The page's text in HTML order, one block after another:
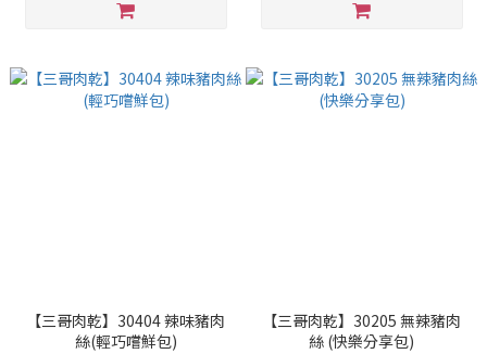
【三哥肉乾】30404 辣味豬肉
絲(輕巧嚐鮮包)
【三哥肉乾】30205 無辣豬肉
絲 (快樂分享包)